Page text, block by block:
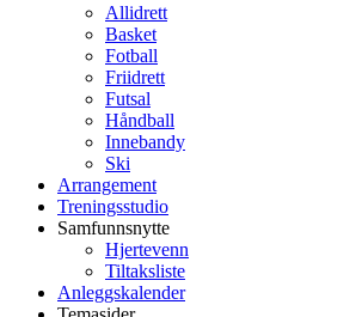
Allidrett
Basket
Fotball
Friidrett
Futsal
Håndball
Innebandy
Ski
Arrangement
Treningsstudio
Samfunnsnytte
Hjertevenn
Tiltaksliste
Anleggskalender